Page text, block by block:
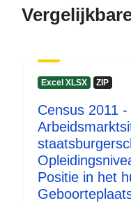
Uitgever:
Contactpunt:
Excel XLSX ZIP
Census 2011
Positie in het